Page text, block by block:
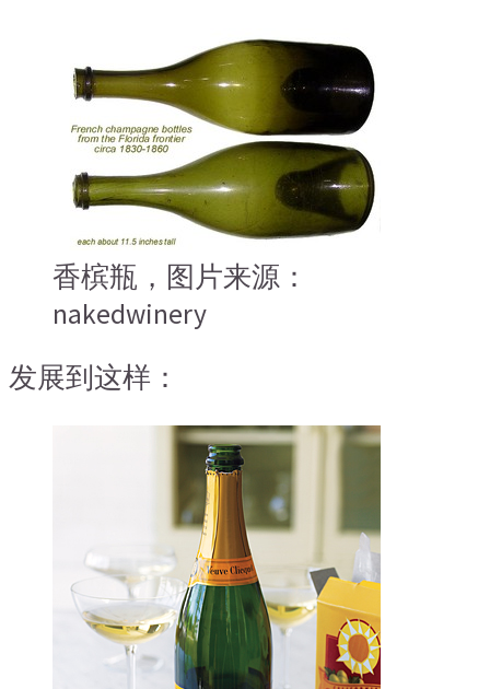
香槟瓶，图片来源：
nakedwinery
发展到这样：